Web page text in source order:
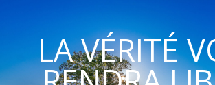
LA VÉRITÉ